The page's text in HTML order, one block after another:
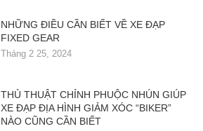
NHỮNG ĐIỀU CẦN BIẾT VỀ XE ĐẠP
FIXED GEAR
Tháng 2 25, 2024
THỦ THUẬT CHỈNH PHUỘC NHÚN GIÚP
XE ĐẠP ĐỊA HÌNH GIẢM XÓC “BIKER”
NÀO CŨNG CẦN BIẾT